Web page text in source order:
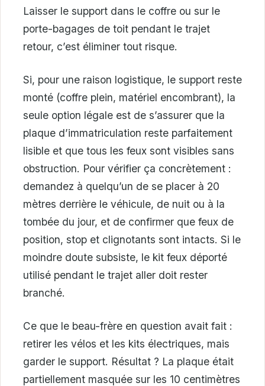
Laisser le support dans le coffre ou sur le
porte-bagages de toit pendant le trajet
retour, c’est éliminer tout risque.
Si, pour une raison logistique, le support reste
monté (coffre plein, matériel encombrant), la
seule option légale est de s’assurer que la
plaque d’immatriculation reste parfaitement
lisible et que tous les feux sont visibles sans
obstruction. Pour vérifier ça concrètement :
demandez à quelqu’un de se placer à 20
mètres derrière le véhicule, de nuit ou à la
tombée du jour, et de confirmer que feux de
position, stop et clignotants sont intacts. Si le
moindre doute subsiste, le kit feux déporté
utilisé pendant le trajet aller doit rester
branché.
Ce que le beau-frère en question avait fait :
retirer les vélos et les kits électriques, mais
garder le support. Résultat ? La plaque était
partiellement masquée sur les 10 centimètres